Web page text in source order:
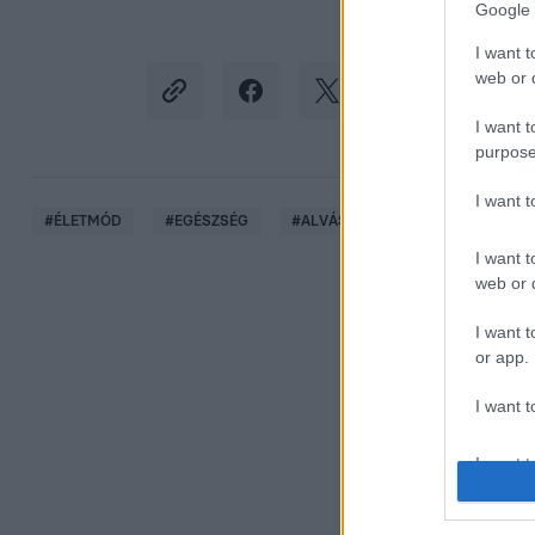
Google
I want
web or
I want
I want
I want
web or
I want
or app.
I want
I want
#ÉLETMÓD #EGÉSZSÉG #ALVÁS